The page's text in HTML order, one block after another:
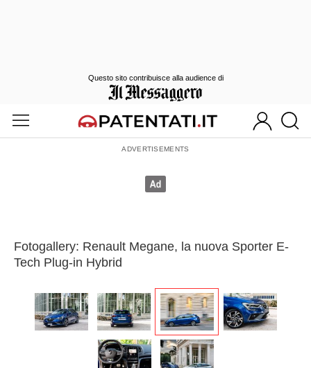
Fotogallery: Renault Megane, la nuova Sporter E-
Tech Plug-in Hybrid
Questo sito contribuisce alla audience di